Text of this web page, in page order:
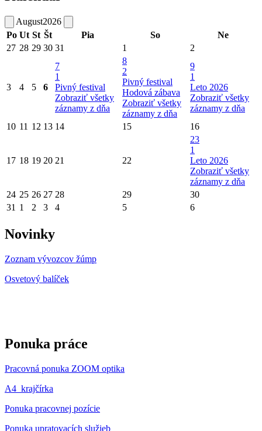
August2026
Po Ut St Št Pia So
Ne
27 28 29 30 31 1 2
3 4 5 6
7
1
Pivný festival
Zobraziť všetky
záznamy z dňa
8
2
Pivný festival
Hodová zábava
Zobraziť všetky
záznamy z dňa
9
1
Leto 2026
Zobraziť všetky
záznamy z dňa
10 11 12 13 14 15 16
17 18 19 20 21 22
23
1
Leto 2026
Zobraziť všetky
záznamy z dňa
24 25 26 27 28 29
30
31 1 2 3 4 5 6
Novinky
Zoznam vývozcov žúmp
Osvetový balíček
Ponuka práce
Pracovná ponuka ZOOM optika
A4_krajčírka
Ponuka pracovnej pozície
Ponuka upratovacích služieb